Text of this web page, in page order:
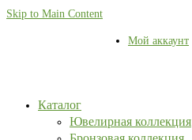
Skip to Main Content
Мой аккаунт
Каталог
Ювелирная коллекция